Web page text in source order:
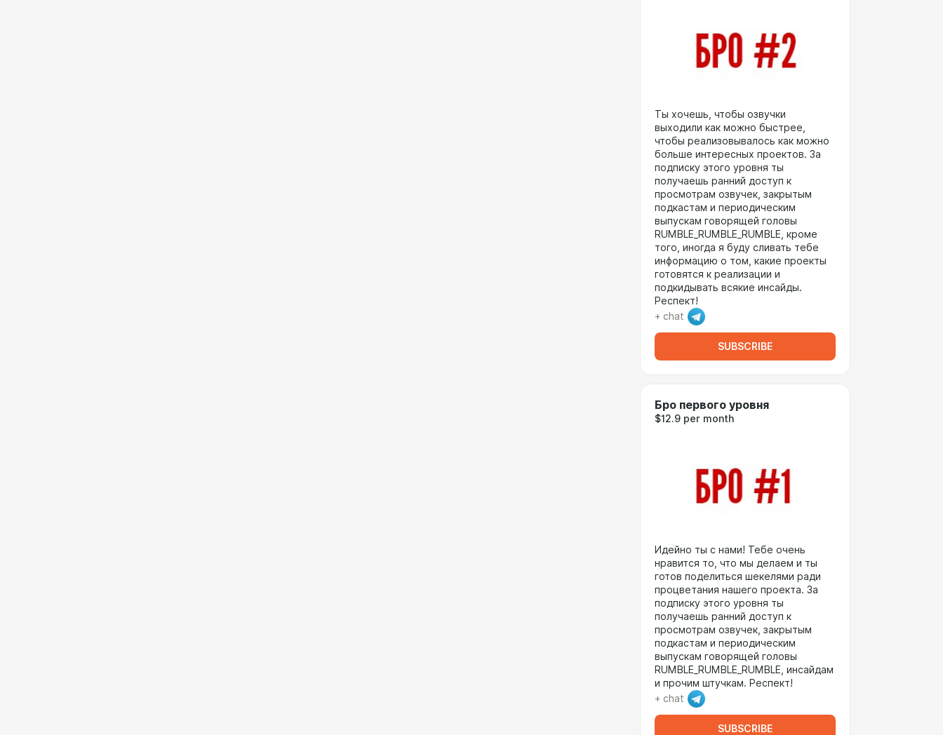
Ты хочешь, чтобы озвучки
выходили как можно быстрее,
чтобы реализовывалось как можно
больше интересных проектов. За
подписку этого уровня ты
получаешь ранний доступ к
просмотрам озвучек, закрытым
подкастам и периодическим
выпускам говорящей головы
RUMBLE_RUMBLE_RUMBLE, кроме
того, иногда я буду сливать тебе
информацию о том, какие проекты
готовятся к реализации и
подкидывать всякие инсайды.
Респект!
+ chat
SUBSCRIBE
Бро первого уровня
$12.9 per month
Идейно ты с нами! Тебе очень
нравится то, что мы делаем и ты
готов поделиться шекелями ради
процветания нашего проекта. За
подписку этого уровня ты
получаешь ранний доступ к
просмотрам озвучек, закрытым
подкастам и периодическим
выпускам говорящей головы
RUMBLE_RUMBLE_RUMBLE, инсайдам
и прочим штучкам. Респект!
+ chat
SUBSCRIBE